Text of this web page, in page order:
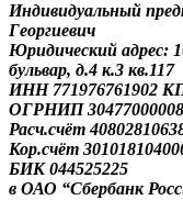
Индивидуальный
Георгиевич
Юридический адрес:
бульвар, д.4 к.3 кв.117
ИНН 771976761902
ОГРНИП
Расч.счёт
Кор.счёт
БИК 044525225
в ОАО “Сбербанк